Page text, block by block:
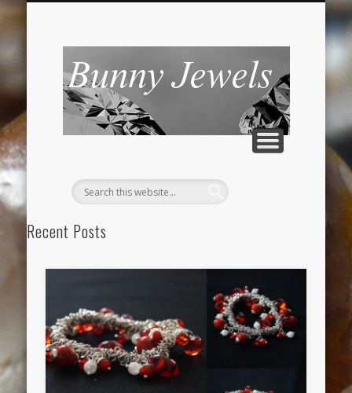
Bunny
Jewels
Recent Posts
“Smeraldo” anello dal ricordo antico
Braccialetto peyote bronzo oro nero e swarovski gold
Anello anticato con topazio swarovski